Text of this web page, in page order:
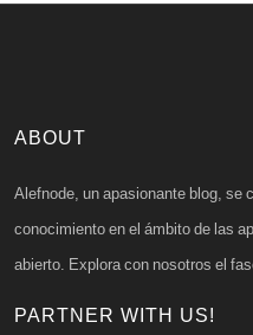
ABOUT
Alefnode, un apasionante blog, se
conocimiento en el ámbito de las
abierto. Explora con nosotros el
PARTNER WITH US!